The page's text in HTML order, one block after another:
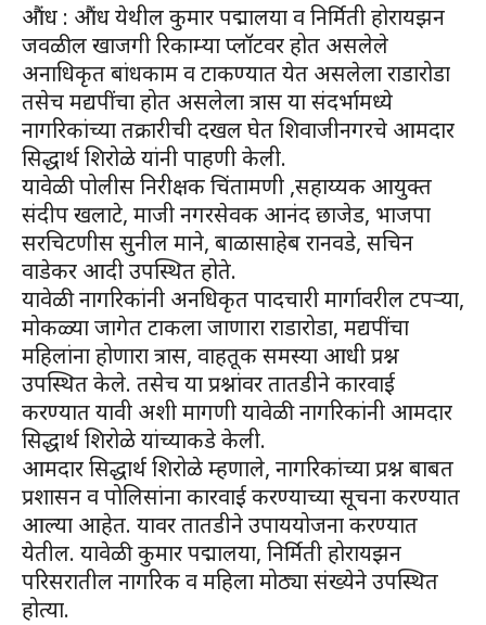
औंध : औंध येथील कुमार पद्मालया व निर्मिती होरायझन
जवळील खाजगी रिकाम्या प्लॉटवर होत असलेले
अनाधिकृत बांधकाम व टाकण्यात येत असलेला राडारोडा
तसेच मद्यपींचा होत असलेला त्रास या संदर्भामध्ये
नागरिकांच्या तक्रारीची दखल घेत शिवाजीनगरचे आमदार
सिद्धार्थ शिरोळे यांनी पाहणी केली.
यावेळी पोलीस निरीक्षक चिंतामणी ,सहाय्यक आयुक्त
संदीप खलाटे, माजी नगरसेवक आनंद छाजेड, भाजपा
सरचिटणीस सुनील माने, बाळासाहेब रानवडे, सचिन
वाडेकर आदी उपस्थित होते.
यावेळी नागरिकांनी अनधिकृत पादचारी मार्गावरील टपऱ्या,
मोकळ्या जागेत टाकला जाणारा राडारोडा, मद्यपींचा
महिलांना होणारा त्रास, वाहतूक समस्या आधी प्रश्न
उपस्थित केले. तसेच या प्रश्नांवर तातडीने कारवाई
करण्यात यावी अशी मागणी यावेळी नागरिकांनी आमदार
सिद्धार्थ शिरोळे यांच्याकडे केली.
आमदार सिद्धार्थ शिरोळे म्हणाले, नागरिकांच्या प्रश्न बाबत
प्रशासन व पोलिसांना कारवाई करण्याच्या सूचना करण्यात
आल्या आहेत. यावर तातडीने उपाययोजना करण्यात
येतील. यावेळी कुमार पद्मालया, निर्मिती होरायझन
परिसरातील नागरिक व महिला मोठ्या संख्येने उपस्थित
होत्या.